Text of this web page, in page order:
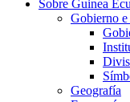
Sobre Guinea
Gobierno
Geografía